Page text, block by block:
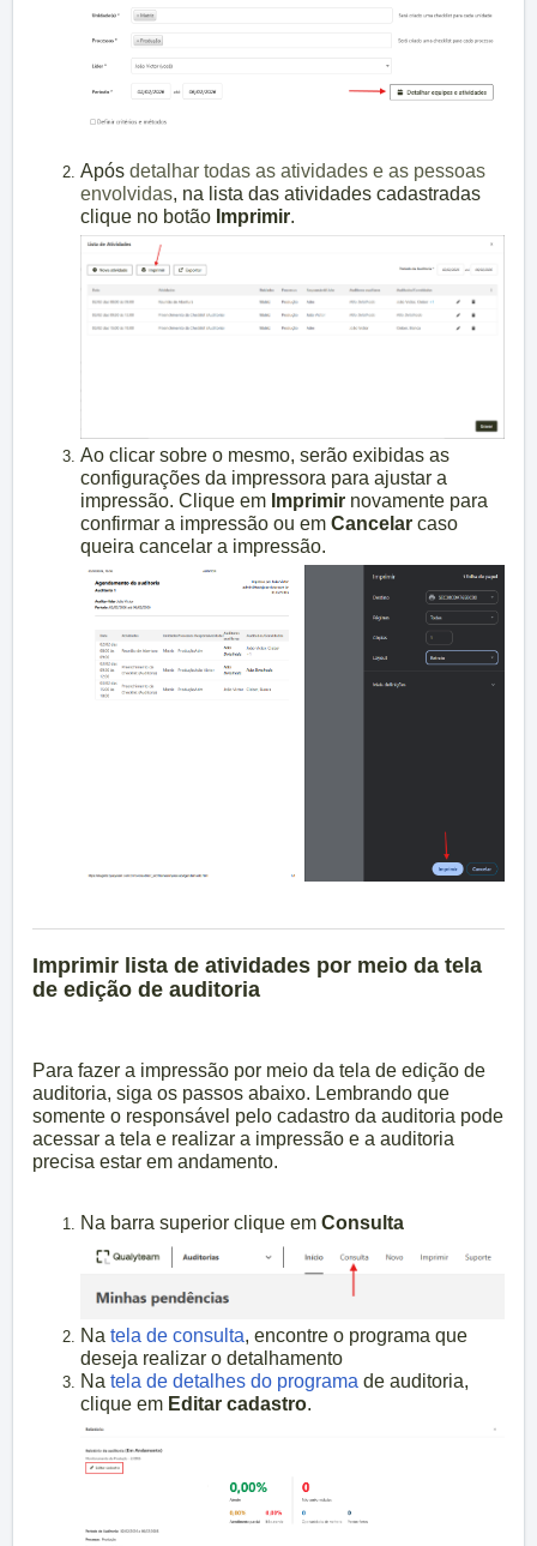
Após detalhar todas as atividades e as pessoas
envolvidas, na lista das atividades cadastradas
clique no botão Imprimir.
Ao clicar sobre o mesmo, serão exibidas as
configurações da impressora para ajustar a
impressão. Clique em Imprimir novamente para
confirmar a impressão ou em Cancelar caso
queira cancelar a impressão.
Imprimir lista de atividades por meio da tela
de edição de auditoria
Para fazer a impressão por meio da tela de edição de
auditoria, siga os passos abaixo. Lembrando que
somente o responsável pelo cadastro da auditoria pode
acessar a tela e realizar a impressão e a auditoria
precisa estar em andamento.
Na barra superior clique em Consulta
Na tela de consulta, encontre o programa que
deseja realizar o detalhamento
Na tela de detalhes do programa de auditoria,
clique em Editar cadastro.